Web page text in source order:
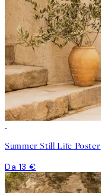
Summer Still Life Poster
Da 13 €